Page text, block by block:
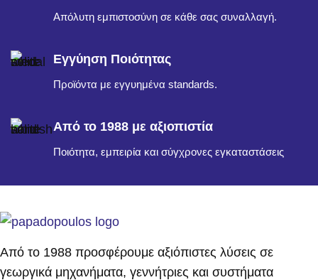
Απόλυτη εμπιστοσύνη σε κάθε σας συναλλαγή.
Εγγύηση Ποιότητας
Προϊόντα με εγγυημένα standards.
Από το 1988 με αξιοπιστία
Ποιότητα, εμπειρία και σύγχρονες εγκαταστάσεις
Από το 1988 προσφέρουμε αξιόπιστες λύσεις σε
γεωργικά μηχανήματα, γεννήτριες και συστήματα